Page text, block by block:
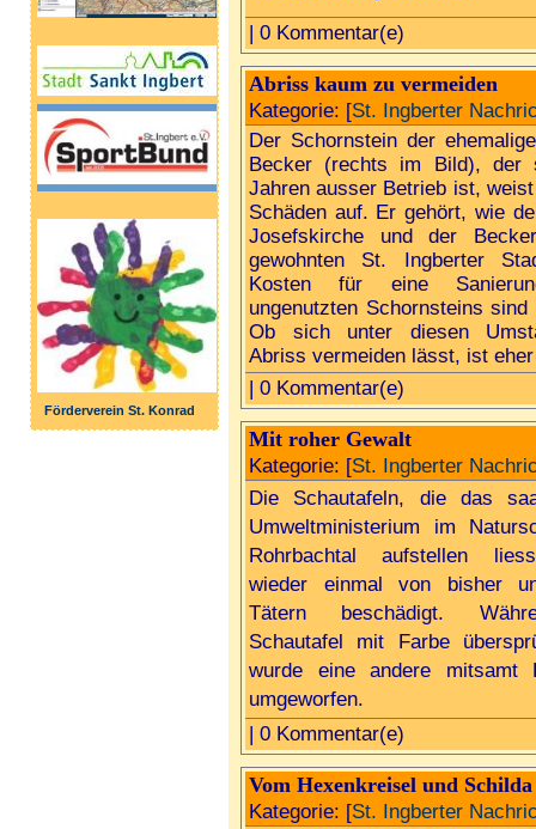
Förderverein St. Konrad
| 0 Kommentar(e)
Abriss kaum zu vermeiden
Kategorie: [St. Ingberter
Der Schornstein der
Becker (rechts im Bild), der
Jahren ausser Betrieb ist,
Schäden auf. Er gehört, wie
Josefskirche und der
gewohnten St. Ingberter
Kosten für eine
ungenutzten Schornsteins
Ob sich unter diesen
Abriss vermeiden lässt, ist
| 0 Kommentar(e)
Mit roher Gewalt
Kategorie: [St. Ingberter
Die Schautafeln, die das
Umweltministerium im
Rohrbachtal aufstellen
wieder einmal von bisher
Tätern beschädigt.
Schautafel mit Farbe
wurde eine andere mitsamt
umgeworfen.
| 0 Kommentar(e)
Vom Hexenkreisel und Schilda
Kategorie: [St. Ingberter